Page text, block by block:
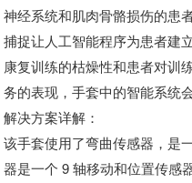
神经系统和肌肉骨骼损伤的患
捕捉让人工智能程序为患者建
康复训练的枯燥性和患者对训
务的表现，手套中的智能系统
解决方案详解：
该手套使用了弯曲传感器，是
器是一个 9 轴移动和位置传感